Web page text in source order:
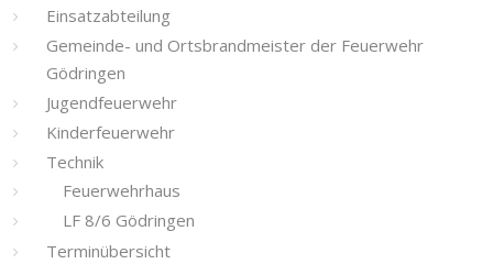
Einsatzabteilung
Gemeinde- und Ortsbrandmeister der Feuerwehr
Gödringen
Jugendfeuerwehr
Kinderfeuerwehr
Technik
Feuerwehrhaus
LF 8/6 Gödringen
Terminübersicht